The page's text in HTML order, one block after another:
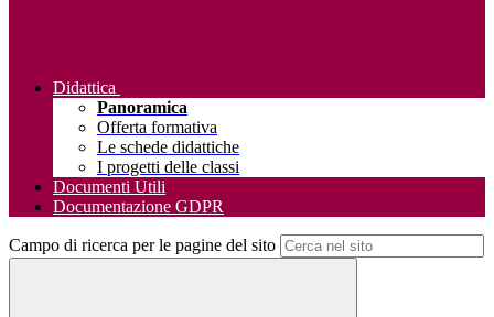
Didattica
Panoramica
Offerta formativa
Le schede didattiche
I progetti delle classi
Documenti Utili
Documentazione GDPR
Campo di ricerca per le pagine del sito